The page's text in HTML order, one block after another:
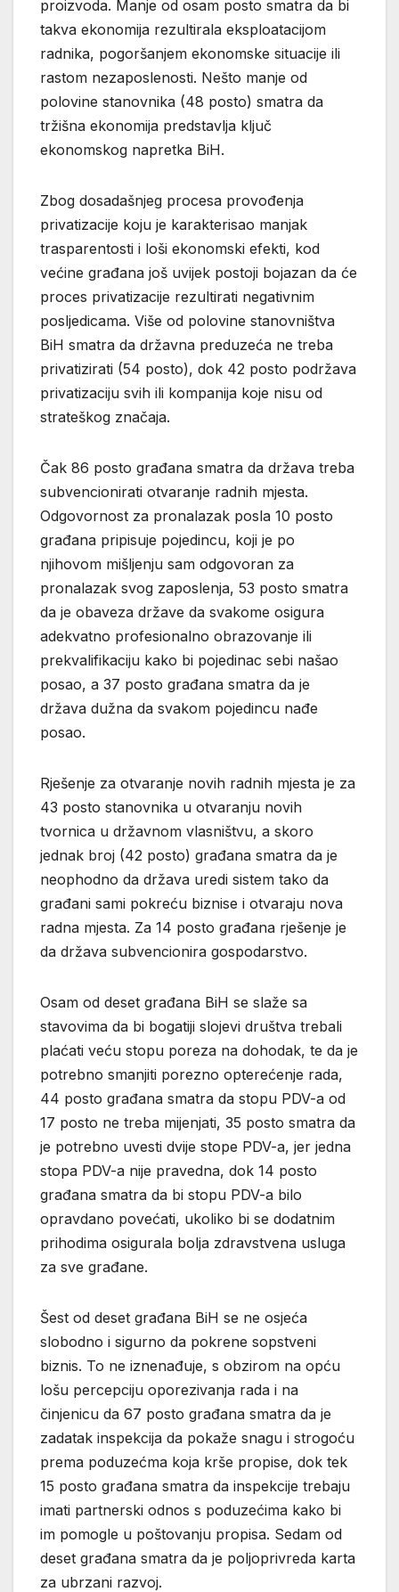
proizvoda. Manje od osam posto smatra da bi
takva ekonomija rezultirala eksploatacijom
radnika, pogoršanjem ekonomske situacije ili
rastom nezaposlenosti. Nešto manje od
polovine stanovnika (48 posto) smatra da
tržišna ekonomija predstavlja ključ
ekonomskog napretka BiH.
Zbog dosadašnjeg procesa provođenja
privatizacije koju je karakterisao manjak
trasparentosti i loši ekonomski efekti, kod
većine građana još uvijek postoji bojazan da će
proces privatizacije rezultirati negativnim
posljedicama. Više od polovine stanovništva
BiH smatra da državna preduzeća ne treba
privatizirati (54 posto), dok 42 posto podržava
privatizaciju svih ili kompanija koje nisu od
strateškog značaja.
Čak 86 posto građana smatra da država treba
subvencionirati otvaranje radnih mjesta.
Odgovornost za pronalazak posla 10 posto
građana pripisuje pojedincu, koji je po
njihovom mišljenju sam odgovoran za
pronalazak svog zaposlenja, 53 posto smatra
da je obaveza države da svakome osigura
adekvatno profesionalno obrazovanje ili
prekvalifikaciju kako bi pojedinac sebi našao
posao, a 37 posto građana smatra da je
država dužna da svakom pojedincu nađe
posao.
Rješenje za otvaranje novih radnih mjesta je za
43 posto stanovnika u otvaranju novih
tvornica u državnom vlasništvu, a skoro
jednak broj (42 posto) građana smatra da je
neophodno da država uredi sistem tako da
građani sami pokreću biznise i otvaraju nova
radna mjesta. Za 14 posto građana rješenje je
da država subvencionira gospodarstvo.
Osam od deset građana BiH se slaže sa
stavovima da bi bogatiji slojevi društva trebali
plaćati veću stopu poreza na dohodak, te da je
potrebno smanjiti porezno opterećenje rada,
44 posto građana smatra da stopu PDV-a od
17 posto ne treba mijenjati, 35 posto smatra da
je potrebno uvesti dvije stope PDV-a, jer jedna
stopa PDV-a nije pravedna, dok 14 posto
građana smatra da bi stopu PDV-a bilo
opravdano povećati, ukoliko bi se dodatnim
prihodima osigurala bolja zdravstvena usluga
za sve građane.
Šest od deset građana BiH se ne osjeća
slobodno i sigurno da pokrene sopstveni
biznis. To ne iznenađuje, s obzirom na opću
lošu percepciju oporezivanja rada i na
činjenicu da 67 posto građana smatra da je
zadatak inspekcija da pokaže snagu i strogoću
prema poduzećma koja krše propise, dok tek
15 posto građana smatra da inspekcije trebaju
imati partnerski odnos s poduzećima kako bi
im pomogle u poštovanju propisa. Sedam od
deset građana smatra da je poljoprivreda karta
za ubrzani razvoj.